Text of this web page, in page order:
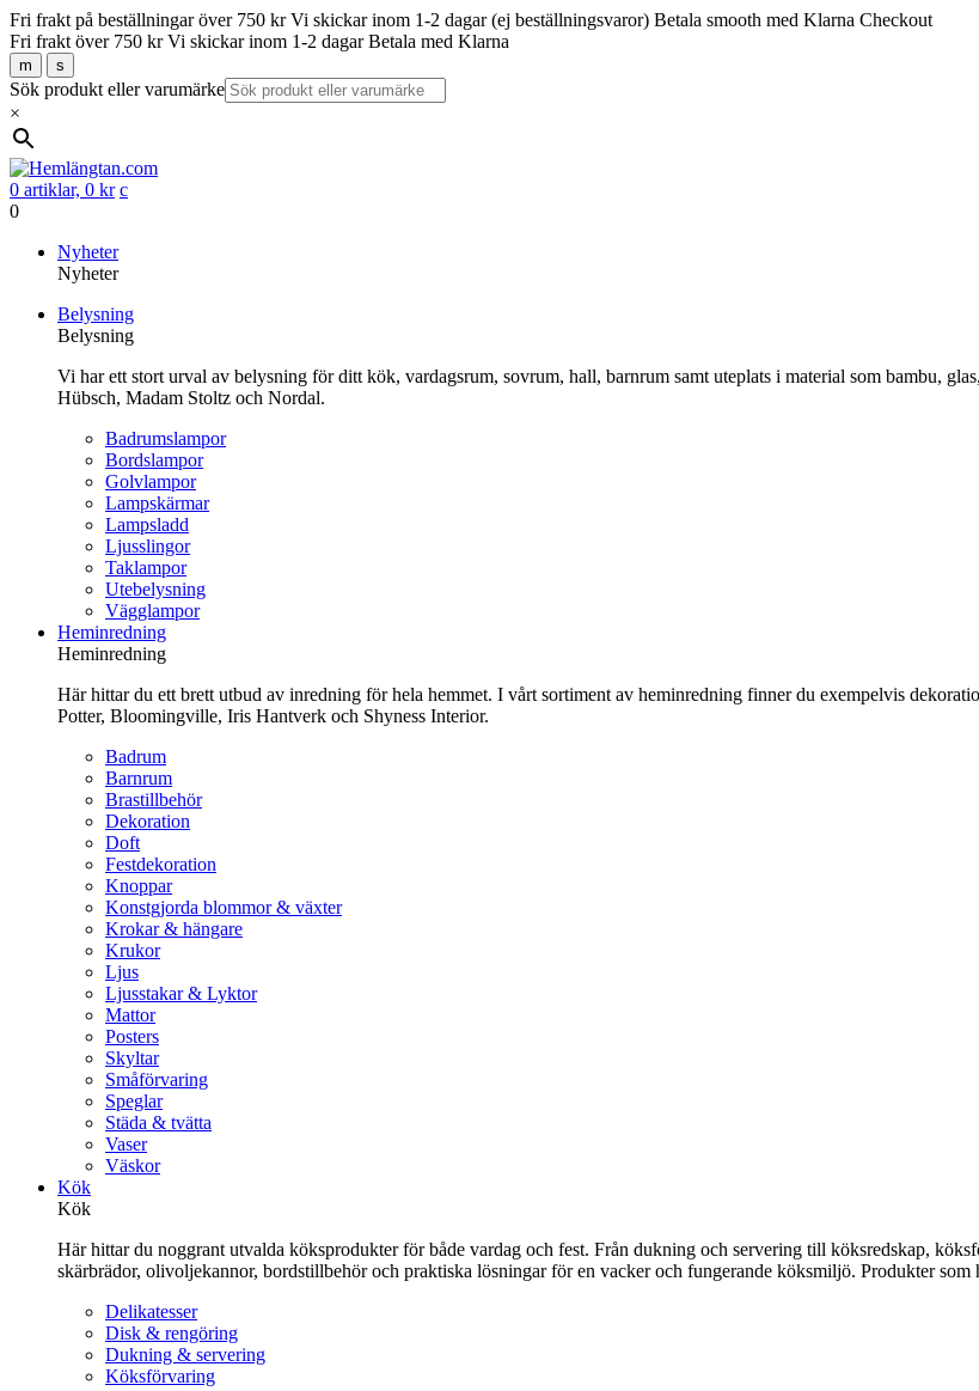
Fri frakt på beställningar över 750 kr Vi skickar inom 1-2 dagar (ej beställningsvaror) Betala smooth med Klarna Checkout
Fri frakt över 750 kr Vi skickar inom 1-2 dagar Betala med Klarna
m s
Sök produkt eller varumärke
×
0 artiklar, 0 kr c
0
innehåll
Nyheter
Nyheter
Belysning
Belysning
Vi har ett stort urval av belysning för ditt kök, vardagsrum, sovrum, hall, barnrum samt uteplats i material som bambu,
Hübsch, Madam Stoltz och Nordal.
Badrumslampor
Bordslampor
Golvlampor
Lampskärmar
Lampsladd
Ljusslingor
Taklampor
Utebelysning
Vägglampor
Heminredning
Heminredning
Här hittar du ett brett utbud av inredning för hela hemmet. I vårt sortiment av heminredning finner du exempelvis
Potter, Bloomingville, Iris Hantverk och Shyness Interior.
Badrum
Barnrum
Brastillbehör
Dekoration
Doft
Festdekoration
Knoppar
Konstgjorda blommor & växter
Krokar & hängare
Krukor
Ljus
Ljusstakar & Lyktor
Mattor
Posters
Skyltar
Småförvaring
Speglar
Städa & tvätta
Vaser
Väskor
Kök
Kök
Här hittar du noggrant utvalda köksprodukter för både vardag och fest. Från dukning och servering till köksredskap,
skärbrädor, olivoljekannor, bordstillbehör och praktiska lösningar för en vacker och fungerande köksmiljö. Produkter
Delikatesser
Disk & rengöring
Dukning & servering
Köksförvaring